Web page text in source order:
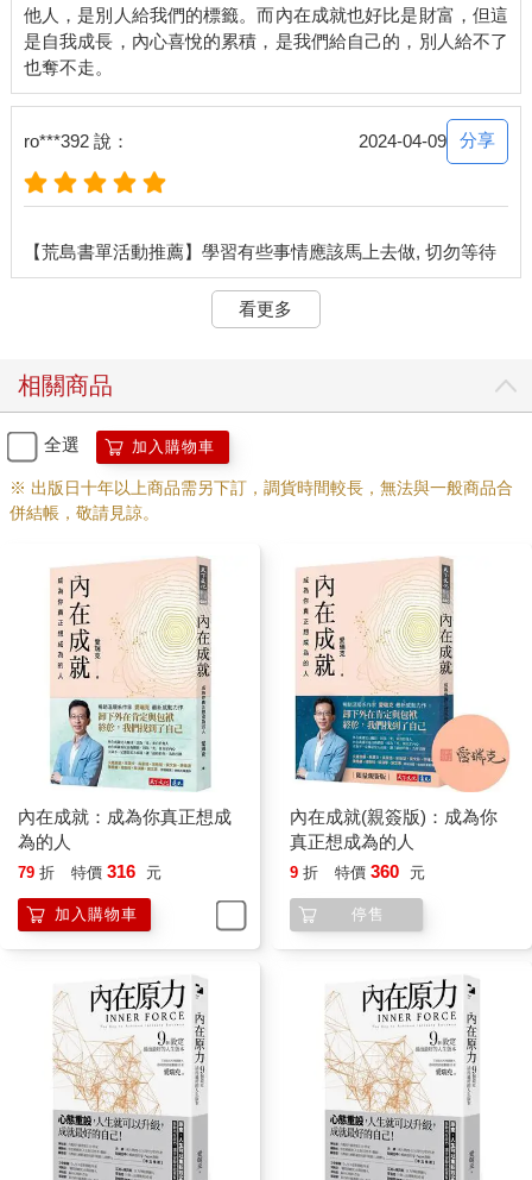
他人，是別人給我們的標籤。而內在成就也好比是財富，但這
是自我成長，內心喜悅的累積，是我們給自己的，別人給不了
ro***392 說： 2024-04-09 分享
【荒島書單活動推薦】學習有些事情應該馬上去做, 切勿等待
看更多
相關商品
全選 加入購物車
※ 出版日十年以上商品需另下訂，調貨時間較長，無法與一般商品合
併結帳，敬請見諒。
內在成就：成為你真正想成
為的人
79 折 特價 316 元
加入購物車
內在成就(親簽版)：成為你
真正想成為的人
9 折 特價 360 元
停售